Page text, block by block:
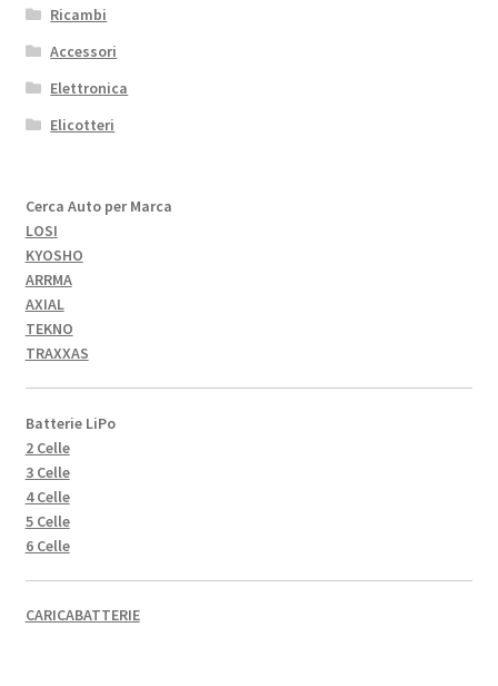
Ricambi
Accessori
Elettronica
Elicotteri
Cerca Auto per Marca
LOSI
KYOSHO
ARRMA
AXIAL
TEKNO
TRAXXAS
Batterie LiPo
2 Celle
3 Celle
4 Celle
5 Celle
6 Celle
CARICABATTERIE